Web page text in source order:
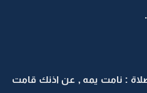
: نامت يمه , عن اذنك قامت